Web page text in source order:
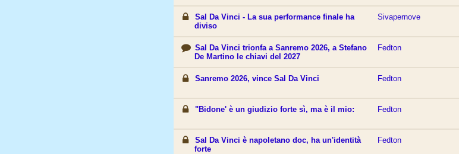
Sal Da Vinci - La sua performance finale ha
diviso
Sivapernove
Sal Da Vinci trionfa a Sanremo 2026, a Stefano
De Martino le chiavi del 2027
Fedton
Sanremo 2026, vince Sal Da Vinci Fedton
"Bidone' è un giudizio forte sì, ma è il mio: Fedton
Sal Da Vinci è napoletano doc, ha un'identità
forte
Fedton